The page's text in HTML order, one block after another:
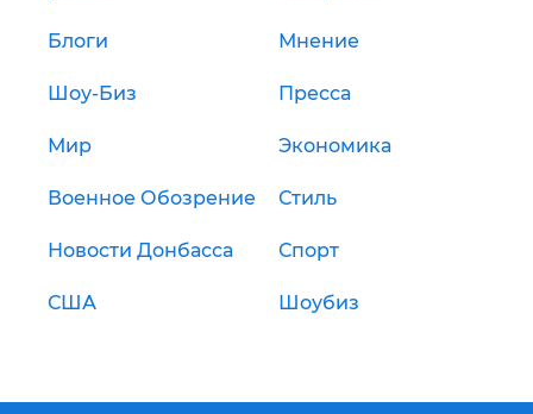
Блоги Мнение
Шоу-Биз Пресса
Мир Экономика
Военное Обозрение Стиль
Новости Донбасса Спорт
США Шоубиз